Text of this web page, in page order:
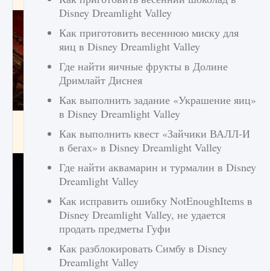
Как найти Гробницу Изгоев в Diablo 4
9 августа 2024 1 337 0 0
Как получить Thunder Egg в Stardew Valley
Disney Dreamlight Valley
Как приготовить весеннюю миску для
яиц в Disney Dreamlight Valley
Где найти яичные фрукты в Долине
Дримлайт Диснея
Как выполнить задание «Украшение яиц»
в Disney Dreamlight Valley
Как выполнить квест «Зайчики ВАЛЛ-И
в бегах» в Disney Dreamlight Valley
Где найти аквамарин и турмалин в Disney
Dreamlight Valley
Как исправить ошибку NotEnoughItems в
Disney Dreamlight Valley, не удается
продать предметы Гуфи
Как разблокировать Симбу в Disney
Dreamlight Valley